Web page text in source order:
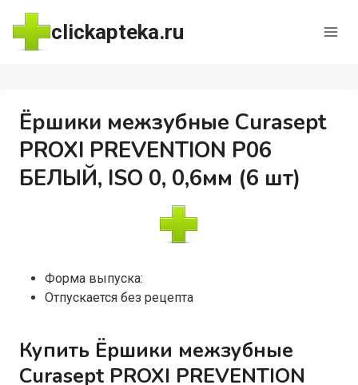
Перейти
содержимому
clickapteka.ru
Ёршики межзубные Curasept
PROXI PREVENTION P06
БЕЛЫЙ, ISO 0, 0,6мм (6 шт)
Форма выпуска:
Отпускается без рецепта
Купить Ёршики межзубные
Curasept PROXI PREVENTION